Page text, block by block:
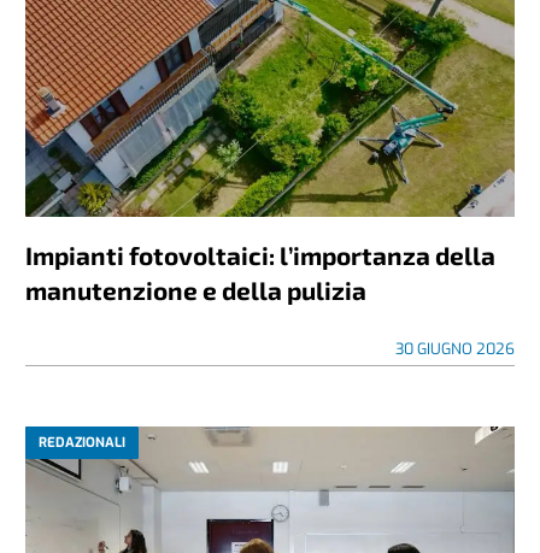
Impianti fotovoltaici: l’importanza della
manutenzione e della pulizia
30 GIUGNO 2026
REDAZIONALI